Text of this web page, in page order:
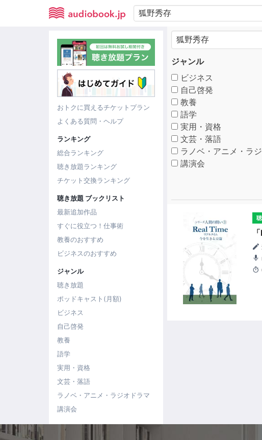
おトクに買えるチケットプラン
よくある質問・ヘルプ
ランキング
総合ランキング
聴き放題ランキング
チケット交換ランキング
聴き放題 ブックリスト
最新追加作品
すぐに役立つ！仕事術
教養のおすすめ
ビジネスのおすすめ
ジャンル
聴き放題
ポッドキャスト(月額)
ビジネス
自己啓発
教養
語学
実用・資格
文芸・落語
ラノベ・アニメ・ラジオドラマ
講演会
ジャンル
ビジネス
自己啓発
教養
語学
実用・資格
文芸・落語
ラノベ・アニメ・ラ
講演会